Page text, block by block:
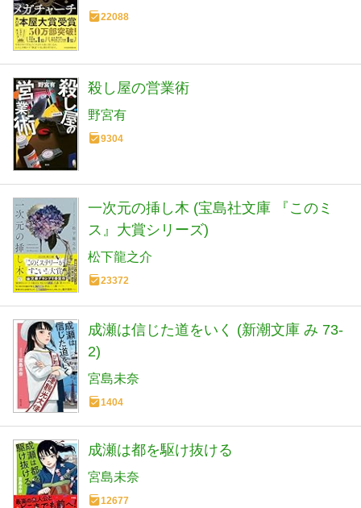
22088
殺し屋の営業術
野宮有
9304
一次元の挿し木 (宝島社文庫 『このミ
ス』大賞シリーズ)
松下龍之介
23372
成瀬は信じた道をいく (新潮文庫 み 73-
2)
宮島未奈
1404
成瀬は都を駆け抜ける
宮島未奈
12677